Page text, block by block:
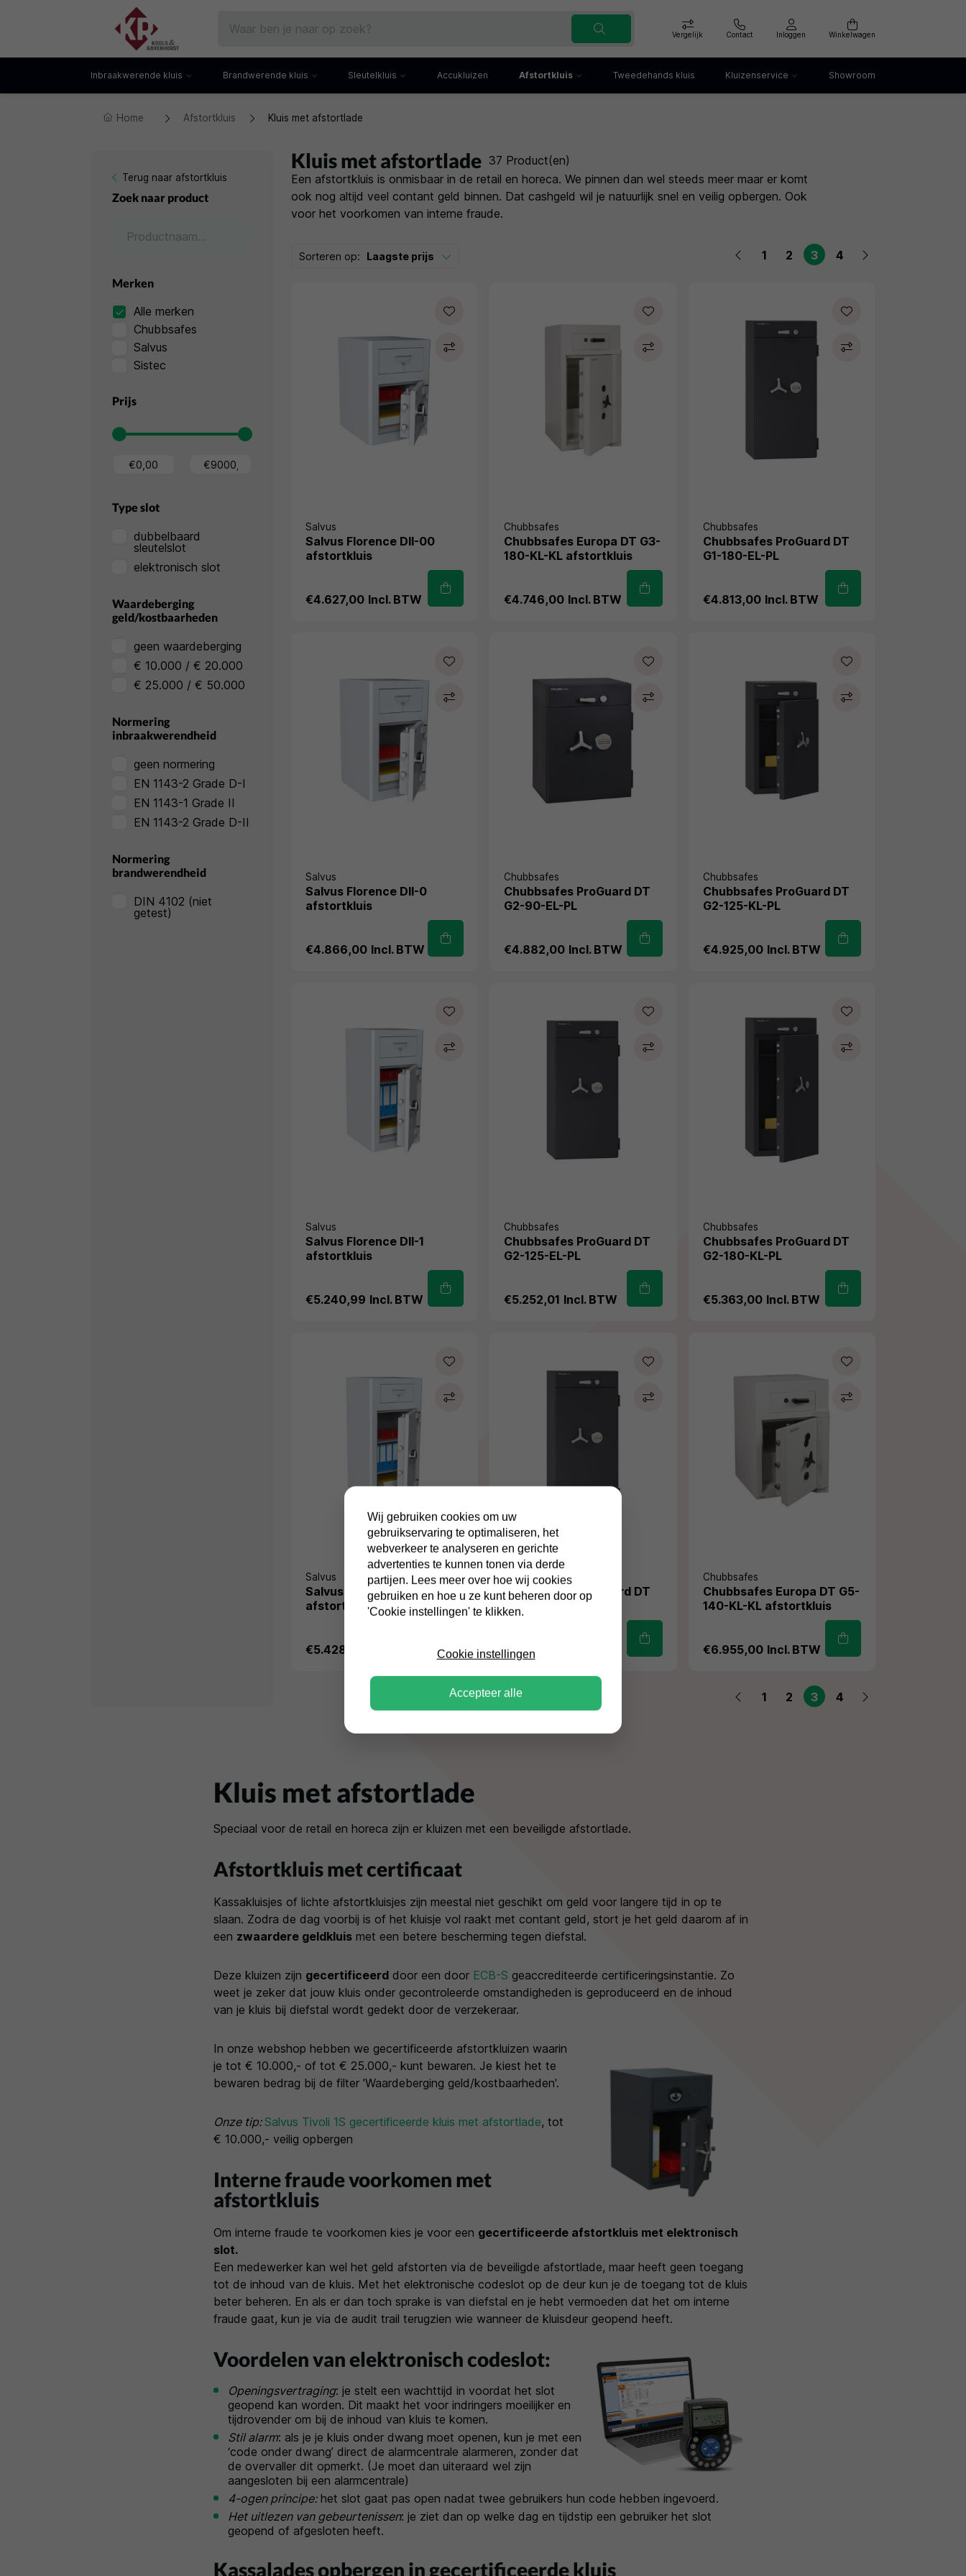
Vergelijk Contact Inloggen Winkelwagen
Inbraakwerende kluis
Gecertificeerde kluis
Kluiskast
Datakluis
Brandwerende kluis
Documentenkluis
Brandwerende box
Brandwerende archiefkast
Brandwerende ladekast
Sleutelkluis
Inbraakwerende sleutelkluis
Sleutelkast
Sleutelkluisje
Accukluizen Afstortkluis
Afstortkluis met kantelklep
Kassakluis
Tweedehands kluis Kluizenservice
Kluis afvoeren
Kluis storing
Kluis huren
Showroom
Home Afstortkluis Kluis met afstortlade
Terug naar afstortkluis
Zoek naar product
Merken
Alle merken
Chubbsafes
Salvus
Sistec
Prijs
Type slot
dubbelbaard
sleutelslot
elektronisch slot
Waardeberging
geld/kostbaarheden
geen waardeberging
€ 10.000 / € 20.000
€ 25.000 / € 50.000
Normering
inbraakwerendheid
geen normering
EN 1143-2 Grade D-I
EN 1143-1 Grade II
EN 1143-2 Grade D-II
Normering
brandwerendheid
DIN 4102 (niet
getest)
Kluis met afstortlade 37 Product(en)
Een afstortkluis is onmisbaar in de retail en horeca. We pinnen dan wel steeds meer maar er komt
ook nog altijd veel contant geld binnen. Dat cashgeld wil je natuurlijk snel en veilig opbergen. Ook
voor het voorkomen van interne fraude.
Sorteren op: Laagste prijs 1 2 3 4
Salvus
Salvus Florence DII-00
afstortkluis
€4.627,00 Incl. BTW
Chubbsafes
Chubbsafes Europa DT G3-
180-KL-KL afstortkluis
€4.746,00 Incl. BTW
Chubbsafes
Chubbsafes ProGuard DT
G1-180-EL-PL
€4.813,00 Incl. BTW
Salvus
Salvus Florence DII-0
afstortkluis
€4.866,00 Incl. BTW
Chubbsafes
Chubbsafes ProGuard DT
G2-90-EL-PL
€4.882,00 Incl. BTW
Chubbsafes
Chubbsafes ProGuard DT
G2-125-KL-PL
€4.925,00 Incl. BTW
Salvus
Salvus Florence DII-1
afstortkluis
€5.240,99 Incl. BTW
Chubbsafes
Chubbsafes ProGuard DT
G2-125-EL-PL
€5.252,01 Incl. BTW
Chubbsafes
Chubbsafes ProGuard DT
G2-180-KL-PL
€5.363,00 Incl. BTW
Salvus
Salvus Florence DII-2
afstortkluis
€5.428,00
Chubbsafes
Chubbsafes ProGuard DT
G2-180-EL-PL
€5.709,00
Chubbsafes
Chubbsafes Europa DT G5-
140-KL-KL afstortkluis
€6.955,00 Incl. BTW
1 2 3 4
Kluis met afstortlade
Speciaal voor de retail en horeca zijn er kluizen met een beveiligde afstortlade.
Afstortkluis met certificaat
Kassakluisjes of lichte afstortkluisjes zijn meestal niet geschikt om geld voor langere tijd in op te
slaan. Zodra de dag voorbij is of het kluisje vol raakt met contant geld, stort je het geld daarom af in
een zwaardere geldkluis met een betere bescherming tegen diefstal.
Deze kluizen zijn gecertificeerd door een door ECB-S geaccrediteerde certificeringsinstantie. Zo
weet je zeker dat jouw kluis onder gecontroleerde omstandigheden is geproduceerd en de inhoud
van je kluis bij diefstal wordt gedekt door de verzekeraar.
In onze webshop hebben we gecertificeerde afstortkluizen waarin
je tot € 10.000,- of tot € 25.000,- kunt bewaren. Je kiest het te
bewaren bedrag bij de filter 'Waardeberging geld/kostbaarheden'.
Onze tip:Salvus Tivoli 1S gecertificeerde kluis met afstortlade, tot
€ 10.000,- veilig opbergen
Interne fraude voorkomen met
afstortkluis
Om interne fraude te voorkomen kies je voor een gecertificeerde afstortkluis met elektronisch
slot.
Een medewerker kan wel het geld afstorten via de beveiligde afstortlade, maar heeft geen toegang
tot de inhoud van de kluis. Met het elektronische codeslot op de deur kun je de toegang tot de kluis
beter beheren. En als er dan toch sprake is van diefstal en je hebt vermoeden dat het om interne
fraude gaat, kun je via de audit trail terugzien wie wanneer de kluisdeur geopend heeft.
Voordelen van elektronisch codeslot:
Openingsvertraging: je stelt een wachttijd in voordat het slot
geopend kan worden. Dit maakt het voor indringers moeilijker en
tijdrovender om bij de inhoud van kluis te komen.
Stil alarm: als je je kluis onder dwang moet openen, kun je met een
‘code onder dwang’ direct de alarmcentrale alarmeren, zonder dat
de overvaller dit opmerkt. (Je moet dan uiteraard wel zijn
aangesloten bij een alarmcentrale)
4-ogen principe:het slot gaat pas open nadat twee gebruikers hun code hebben ingevoerd.
Het uitlezen van gebeurtenissen: je ziet dan op welke dag en tijdstip een gebruiker het slot
geopend of afgesloten heeft.
Kassalades opbergen in gecertificeerde kluis
Wij gebruiken cookies om uw
gebruikservaring te optimaliseren, het
webverkeer te analyseren en gerichte
advertenties te kunnen tonen via derde
partijen. Lees meer over hoe wij cookies
gebruiken en hoe u ze kunt beheren door op
'Cookie instellingen' te klikken.
Cookie instellingen
Accepteer alle